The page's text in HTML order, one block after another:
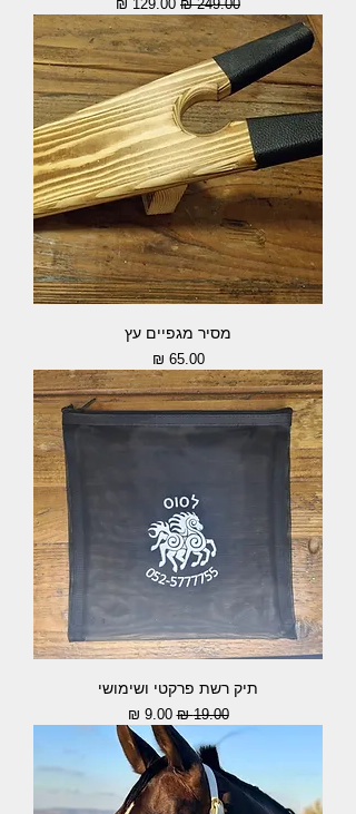
מסיר מגפיים עץ
מחיר‏65.00 ‏₪
תיק רשת פרקטי ושימושי
מחיר רגיל‏19.00 ‏₪ מחיר מבצע‏9.00 ‏₪